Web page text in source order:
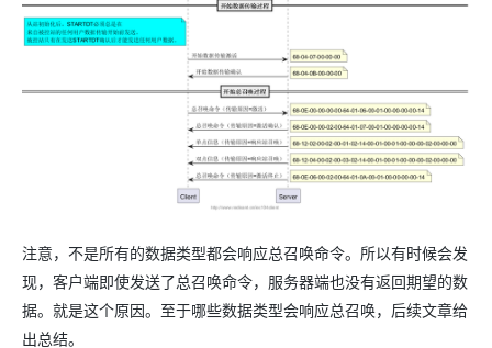
注意，不是所有的数据类型都会响应总召唤命令。所以有时候会发
现，客户端即使发送了总召唤命令，服务器端也没有返回期望的数
据。就是这个原因。至于哪些数据类型会响应总召唤，后续文章给
出总结。